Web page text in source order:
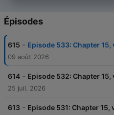
Épisodes
615 - Episode 533: Chapter 15,
09 août 2026
614 - Episode 532: Chapter 15,
25 juil. 2026
613 - Episode 531: Chapter 15,